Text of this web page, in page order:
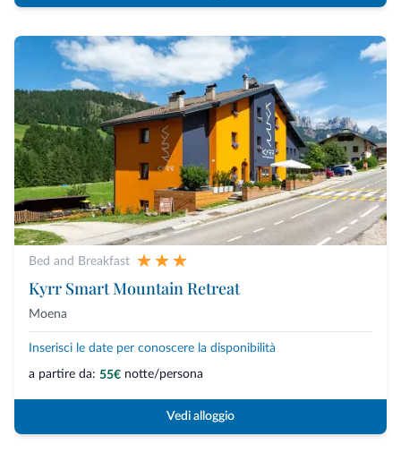
Bed and Breakfast
Kyrr Smart Mountain Retreat
Moena
Inserisci le date per conoscere la disponibilità
a partire da: 55€ notte/persona
Vedi alloggio